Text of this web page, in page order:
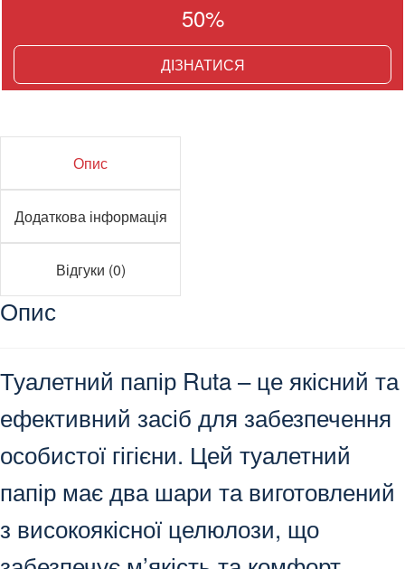
50%
ДІЗНАТИСЯ
Опис
Додаткова інформація
Відгуки (0)
Опис
Туалетний папір Ruta – це якісний та
ефективний засіб для забезпечення
особистої гігієни. Цей туалетний
папір має два шари та виготовлений
з високоякісної целюлози, що